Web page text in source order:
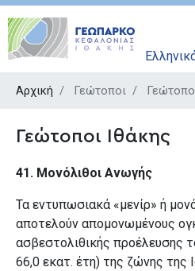
Αρχική Γεώτοποι
Γεώτοποι Ιθάκης
41. Μονόλιθοι Ανωγής
Τα εντυπωσιακά «μενίρ» ή
αποτελούν απομονωμένους
ασβεστολιθικής προέλευσης
66,0 εκατ. έτη) της ζώνης της